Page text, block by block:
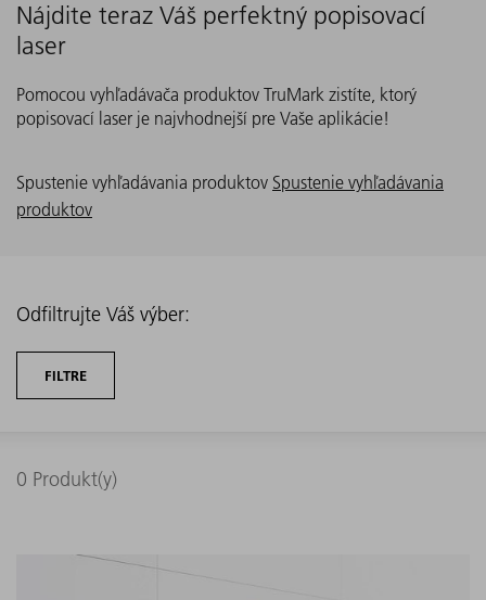
Nájdite teraz Váš perfektný popisovací
laser
Pomocou vyhľadávača produktov TruMark zistíte, ktorý
popisovací laser je najvhodnejší pre Vaše aplikácie!
Spustenie vyhľadávania produktov Spustenie vyhľadávania
produktov
Odfiltrujte Váš výber:
FILTRE
0 Produkt(y)